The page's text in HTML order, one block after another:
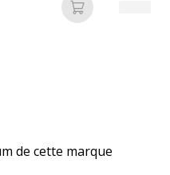
Ajouter au
de cette marque